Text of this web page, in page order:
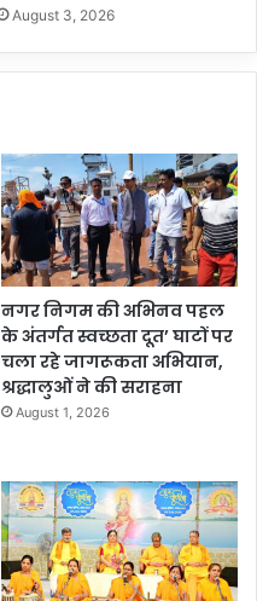
August 3, 2026
नगर निगम की अभिनव पहल
के अंतर्गत स्वच्छता दूत’ घाटों पर
चला रहे जागरूकता अभियान,
श्रद्धालुओं ने की सराहना
August 1, 2026